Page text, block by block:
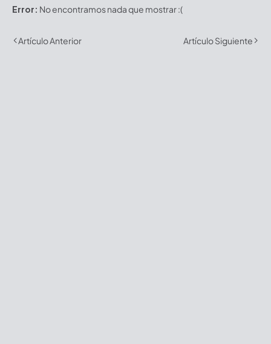
Error: No encontramos nada que mostrar :(
Artículo Anterior Artículo Siguiente